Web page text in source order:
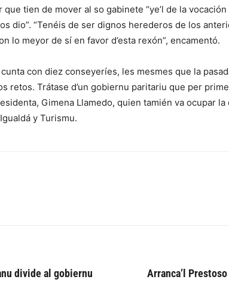
que tien de mover al so gabinete “ye’l de la
dio”. “Tenéis de ser dignos herederos de los
lo meyor de sí en favor d’esta rexón”, encamentó.
con diez conseyeríes, les mesmes que la
retos. Trátase d’un gobiernu paritariu que per
Gimena Llamedo, quien tamién va ocupar
y Turismu.
divide al gobiernu
Arranca’l